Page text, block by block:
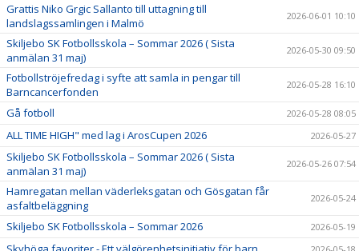
Grattis Niko Grgic Sallanto till uttagning till
landslagssamlingen i Malmö
2026-06-01 10:10
Skiljebo SK Fotbollsskola – Sommar 2026 ( Sista
anmälan 31 maj)
2026-05-30 09:50
Fotbollströjefredag i syfte att samla in pengar till
Barncancerfonden
2026-05-28 16:10
Gå fotboll 2026-05-28 08:05
ALL TIME HIGH" med lag i ArosCupen 2026 2026-05-27
Skiljebo SK Fotbollsskola – Sommar 2026 ( Sista
anmälan 31 maj)
2026-05-26 07:54
Hamregatan mellan väderleksgatan och Gösgatan får
asfaltbeläggning
2026-05-24
Skiljebo SK Fotbollsskola – Sommar 2026 2026-05-19
2026-05-18